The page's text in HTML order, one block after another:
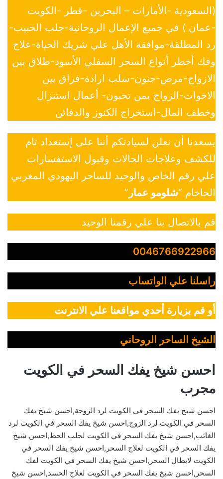
(السعودية -الأمارات – البحرين -قطر -الكويت
-عمان ) في جميع الإعمال الروحانية-جلب الحبيب-
رد المطلقة-موافقة الأهل علي شريك الحياة-علاج
وفك أخطر أنواع السحر السفلي الأسود-طلاق بين
الازواج-مرض-جنون-سلب ارادة-فراق بين
الاخوات-الزواج بمن تحبون- أعمال استنزال
وخطف المال-استخراج الكنوز والدفائن
يسعدنا أن نعلن لسيادتكم أننا على إستعداد تام
للكشف وعلاجات الحالات وقبول الاستفسارات
علي رقم الخاص والوحيد للساحر اليهودي المغربي
الحاخام “شلومو عمار ”
قم بالاتصال بنا علي رقمنا الوحيد
0046766922966
راسلنا علي الواتساب
أو قم بزيارة أحدي مواقعنا علي الانترنت
الشيخ الساحر الروحاني
احسن شيخ يفك السحر في الكويت
مجرب
احسن شيخ يفك السحر في الكويت لرد الزوجة,احسن شيخ يفك
السحر في الكويت لرد الزوج,احسن شيخ يفك السحر في الكويت لرد
الغائب,احسن شيخ يفك السحر في الكويت لجلب الحظ,احسن شيخ
يفك السحر في الكويت لعلاج السحر,احسن شيخ يفك السحر في
الكويت لابطال السحر,احسن شيخ يفك السحر في الكويت لفك
السحر,احسن شيخ يفك السحر في الكويت لعلاج الحسد,احسن شيخ